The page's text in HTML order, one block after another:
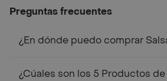
Preguntas frecuentes
¿En dónde puedo comprar
¿Cúales son los 5 Productos